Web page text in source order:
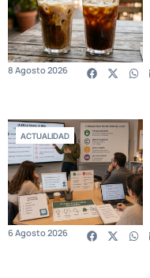
8 Agosto 2026
ACTUALIDAD
6 Agosto 2026